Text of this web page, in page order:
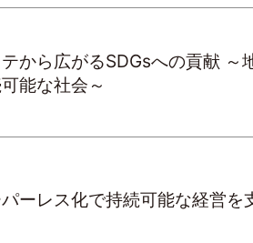
から広がるSDGsへの貢献 ～
能な社会～
ーレス化で持続可能な経営を